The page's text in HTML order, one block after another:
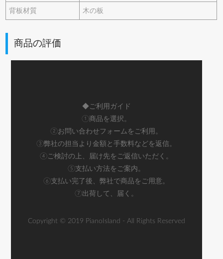
背板材質 木の板
商品の評価
◆ご利用ガイド
①商品を選択。
②お問い合わせフォームをご利用。
③弊社の担当より金額と手数料などを返信。
④ご検討の上、届け先をご返信いただく。
⑤支払い方法をご案内。
⑥支払い完了後、弊社で商品をご用意。
⑦出荷して、届く。
Copyright © 2019 PianoIsland - All Rights Reserved